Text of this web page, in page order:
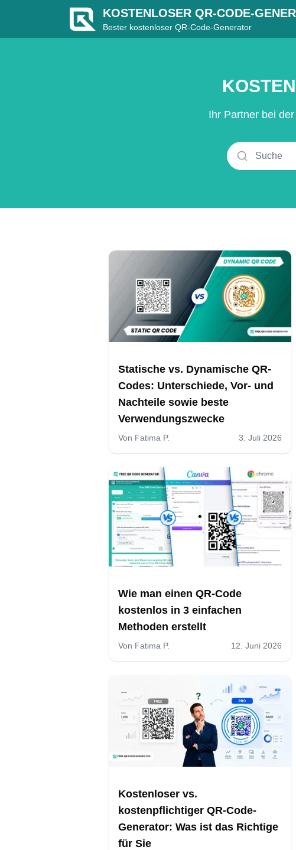
KOSTENLOSER QR-CODE-
Bester kostenloser QR-Code-Generator
Ihr Partner bei
Statische vs. Dynamische QR-
Codes: Unterschiede, Vor- und
Nachteile sowie beste
Verwendungszwecke
Von Fatima P. 3. Juli 2026
Wie man einen QR-Code
kostenlos in 3 einfachen
Methoden erstellt
Von Fatima P. 12. Juni 2026
Kostenloser vs.
kostenpflichtiger QR-Code-
Generator: Was ist das Richtige
für Sie